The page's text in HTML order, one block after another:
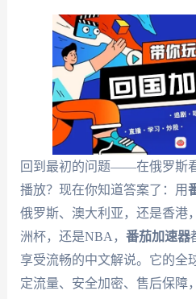
回到最初的问题——在俄罗斯
播放？现在你知道答案了：用
俄罗斯、澳大利亚，还是香港
洲杯，还是NBA， 番茄加速器
享受流畅的中文解说。它的全
定流量、安全加密、售后保障